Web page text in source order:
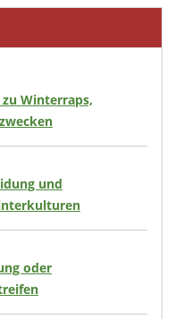
Winterraps,
und
oder